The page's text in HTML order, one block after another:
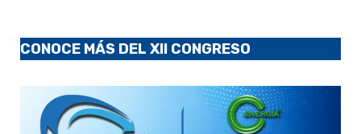
CONOCE MÁS DEL XII CONGRESO